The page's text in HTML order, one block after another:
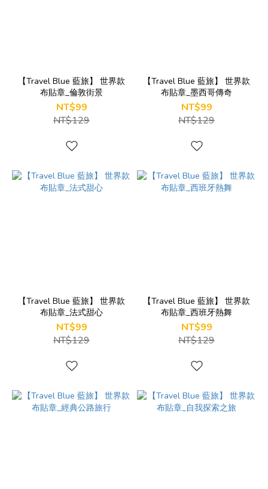
【Travel Blue 藍旅】 世界款
布貼章_倫敦街景
NT$99
NT$129
【Travel Blue 藍旅】 世界款
布貼章_墨西哥傳奇
NT$99
NT$129
【Travel Blue 藍旅】 世界款
布貼章_法式甜心
NT$99
NT$129
【Travel Blue 藍旅】 世界款
布貼章_西班牙熱舞
NT$99
NT$129